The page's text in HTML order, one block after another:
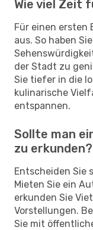
Wie viel Zeit
Für einen ersten
aus. So haben
der Stadt zu
Sie tiefer in die
kulinarische
entspannen.
Sollte man
zu erkunden?
Entscheiden Sie
Mieten Sie ein
erkunden Sie
Vorstellungen.
Sie mit